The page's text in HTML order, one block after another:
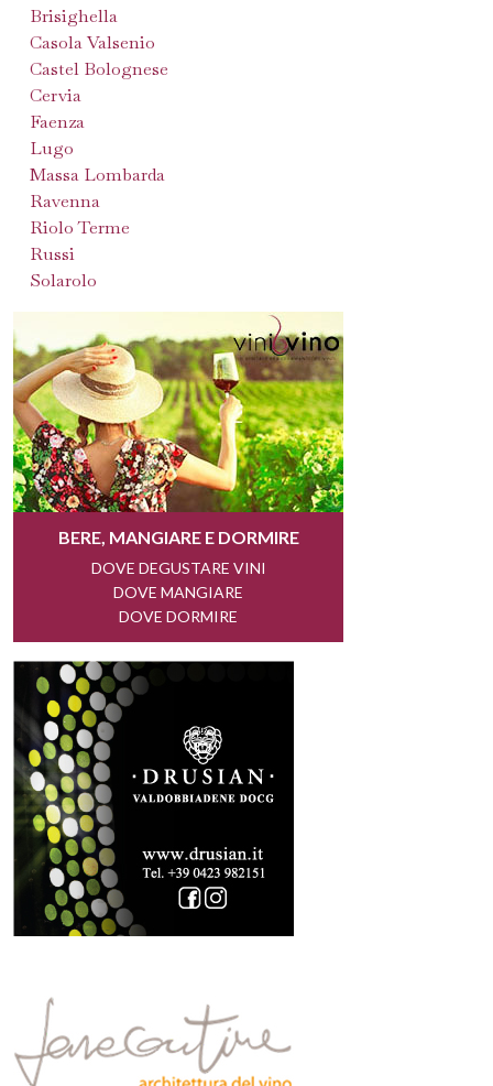
Brisighella
Casola Valsenio
Castel Bolognese
Cervia
Faenza
Lugo
Massa Lombarda
Ravenna
Riolo Terme
Russi
Solarolo